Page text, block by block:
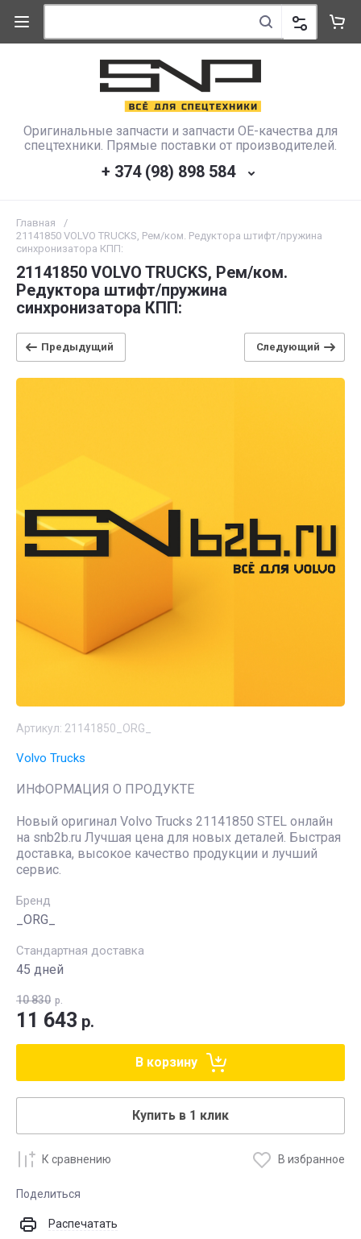
Оригинальные запчасти и запчасти OE-качества для
спецтехники. Прямые поставки от производителей.
+ 374 (98) 898 584
Главная
/
21141850 VOLVO TRUCKS, Рем/ком. Редуктора штифт/пружина
синхронизатора КПП:
21141850 VOLVO TRUCKS, Рем/ком.
Редуктора штифт/пружина
синхронизатора КПП:
Предыдущий Следующий
Артикул: 21141850_ORG_
Volvo Trucks
ИНФОРМАЦИЯ О ПРОДУКТЕ
Новый оригинал Volvo Trucks 21141850 STEL онлайн
на snb2b.ru Лучшая цена для новых деталей. Быстрая
доставка, высокое качество продукции и лучший
сервис.
Бренд
_ORG_
Стандартная доставка
45 дней
10 830 р.
11 643 р.
В корзину
Купить в 1 клик
К сравнению В избранное
Поделиться
Распечатать